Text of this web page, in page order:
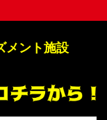
メント施設